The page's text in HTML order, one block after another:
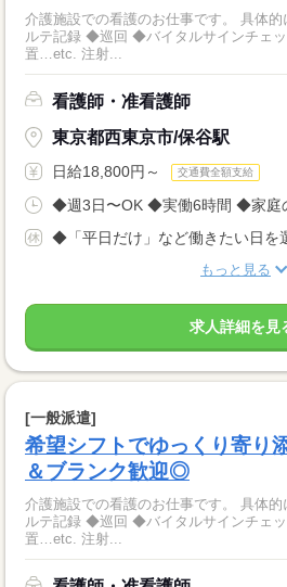
介護施設での看護のお仕事です。 具体的には… ◆内服薬の管理 ◆カ
ルテ記録 ◆巡回 ◆バイタルサインチェ
置…etc. 注射...
看護師・准看護師
東京都西東京市/保谷駅
日給18,800円～ 交通費全額支給
◆週3日〜OK ◆実働6時間 ◆家庭
◆「平日だけ」など働きたい日を
もっと見る
求人詳細を見
[一般派遣]
希望シフトでゆっくり寄り
＆ブランク歓迎◎
介護施設での看護のお仕事です。 具体的には… ◆内服薬の管理 ◆カ
ルテ記録 ◆巡回 ◆バイタルサインチェ
置…etc. 注射...